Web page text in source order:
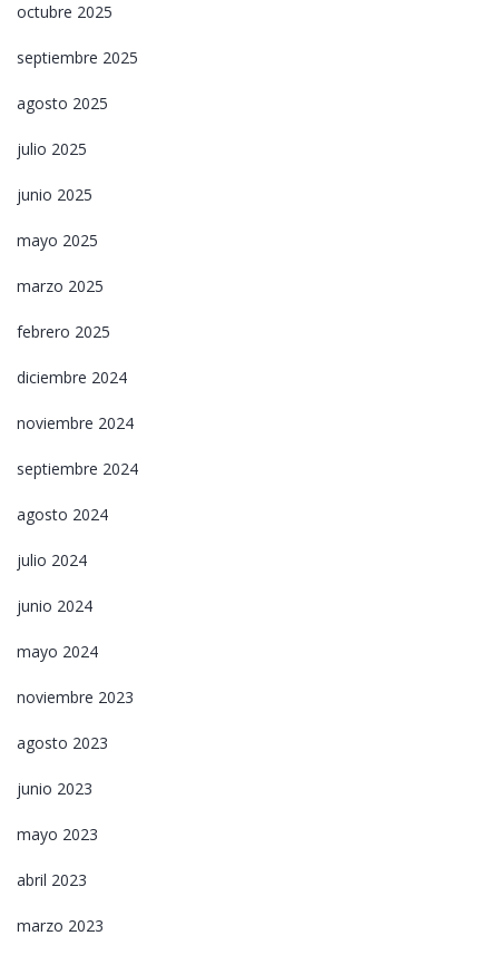
octubre 2025
septiembre 2025
agosto 2025
julio 2025
junio 2025
mayo 2025
marzo 2025
febrero 2025
diciembre 2024
noviembre 2024
septiembre 2024
agosto 2024
julio 2024
junio 2024
mayo 2024
noviembre 2023
agosto 2023
junio 2023
mayo 2023
abril 2023
marzo 2023